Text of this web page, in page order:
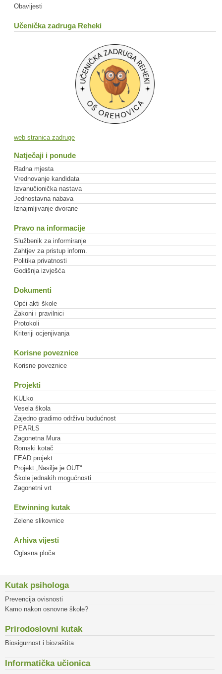
Obavijesti
Učenička zadruga Reheki
web stranica zadruge
Natječaji i ponude
Radna mjesta
Vrednovanje kandidata
Izvanučionička nastava
Jednostavna nabava
Iznajmljivanje dvorane
Pravo na informacije
Službenik za informiranje
Zahtjev za pristup inform.
Politika privatnosti
Godišnja izvješća
Dokumenti
Opći akti škole
Zakoni i pravilnici
Protokoli
Kriteriji ocjenjivanja
Korisne poveznice
Korisne poveznice
Projekti
KULko
Vesela škola
Zajedno gradimo održivu budućnost
PEARLS
Zagonetna Mura
Romski kotač
FEAD projekt
Projekt „Nasilje je OUT“
Škole jednakih mogućnosti
Zagonetni vrt
Etwinning kutak
Zelene slikovnice
Arhiva vijesti
Oglasna ploča
Kutak psihologa
Prevencija ovisnosti
Kamo nakon osnovne škole?
Prirodoslovni kutak
Biosigurnost i biozaštita
Informatička učionica